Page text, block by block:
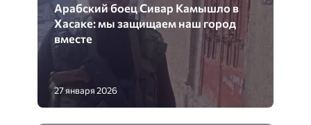
Арабский боец Сивар Камышло в
Хасаке: мы защищаем наш город
вместе
27 января 2026